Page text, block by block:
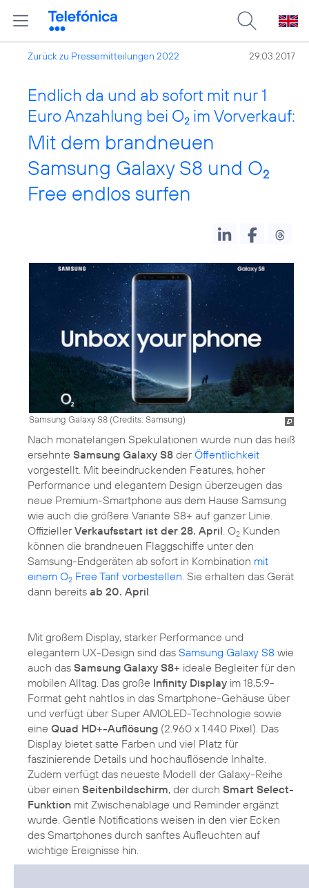
Zurück zu Pressemitteilungen 2022 29.03.2017
Endlich da und ab sofort mit nur 1
Euro Anzahlung bei O2 im Vorverkauf:
Mit dem brandneuen
Samsung Galaxy S8 und O2
Free endlos surfen
Samsung Galaxy S8 (Credits: Samsung)
Nach monatelangen Spekulationen wurde nun das heiß
ersehnte Samsung Galaxy S8 derÖffentlichkeit
vorgestellt. Mit beeindruckenden Features, hoher
Performance und elegantem Design überzeugen das
neue Premium-Smartphone aus dem Hause Samsung
wie auch die größere Variante S8+ auf ganzer Linie.
OffiziellerVerkaufsstart ist der 28. April . O2 Kunden
können die brandneuen Flaggschiffe unter den
Samsung-Endgeräten ab sofort in Kombination mit
einem O2 Free Tarif vorbestellen . Sie erhalten das Gerät
dann bereits ab 20. April
Mit großem Display, starker Performance und
elegantem UX-Design sind das Samsung Galaxy S8 wie
auch das Samsung Galaxy S8+ ideale Begleiter für den
mobilen Alltag. Das große Infinity Display im 18,5:9-
Format geht nahtlos in das Smartphone-Gehäuse über
und verfügt über Super AMOLED-Technologie sowie
eine Quad HD+-Auflösung (2.960 x 1.440 Pixel). Das
Display bietet satte Farben und viel Platz für
faszinierende Details und hochauflösende Inhalte.
Zudem verfügt das neueste Modell der Galaxy-Reihe
über einen Seitenbildschirm, der durch Smart Select-
Funktion mit Zwischenablage und Reminder ergänzt
wurde. Gentle Notifications weisen in den vier Ecken
des Smartphones durch sanftes Aufleuchten auf
wichtige Ereignisse hin.